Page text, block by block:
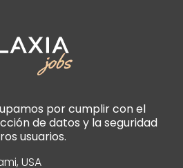
por cumplir con el
de datos y la seguridad
usuarios.
USA